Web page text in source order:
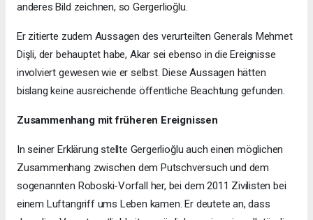
anderes Bild zeichnen, so Gergerlioğlu.
Er zitierte zudem Aussagen des verurteilten Generals Mehmet
Dişli, der behauptet habe, Akar sei ebenso in die Ereignisse
involviert gewesen wie er selbst. Diese Aussagen hätten
bislang keine ausreichende öffentliche Beachtung gefunden.
Zusammenhang mit früheren Ereignissen
In seiner Erklärung stellte Gergerlioğlu auch einen möglichen
Zusammenhang zwischen dem Putschversuch und dem
sogenannten Roboski-Vorfall her, bei dem 2011 Zivilisten bei
einem Luftangriff ums Leben kamen. Er deutete an, dass